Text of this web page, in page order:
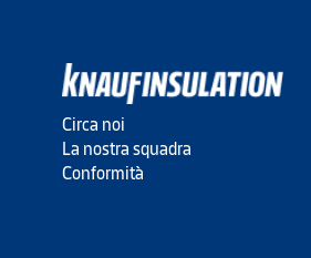
Circa noi
La nostra squadra
Conformità